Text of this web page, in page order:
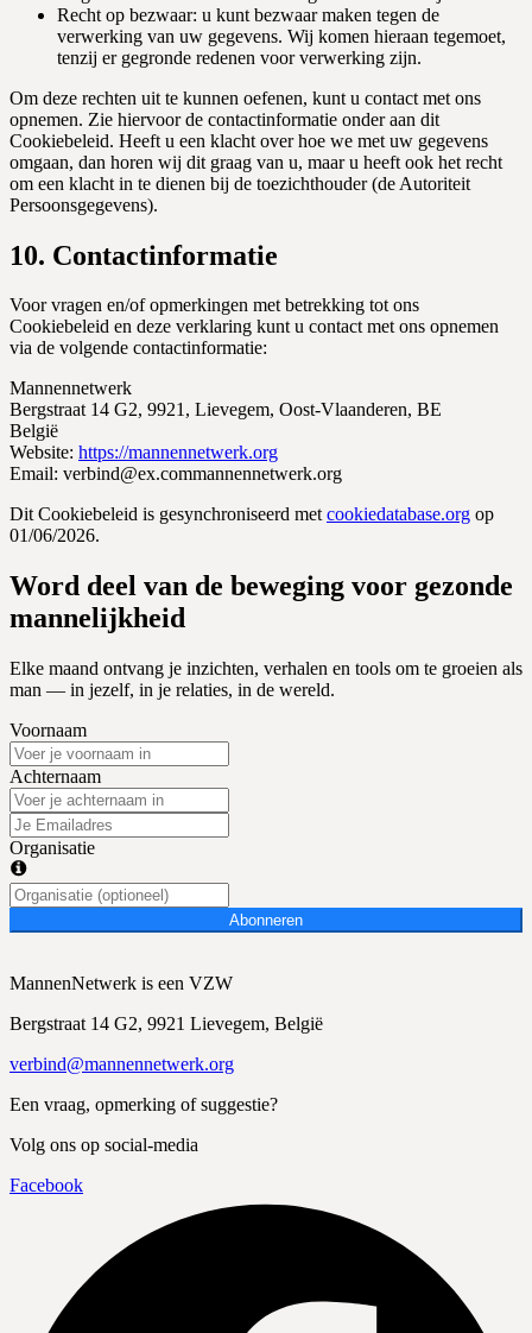
Recht op bezwaar: u kunt bezwaar maken tegen de
verwerking van uw gegevens. Wij komen hieraan tegemoet,
tenzij er gegronde redenen voor verwerking zijn.
Om deze rechten uit te kunnen oefenen, kunt u contact met ons
opnemen. Zie hiervoor de contactinformatie onder aan dit
Cookiebeleid. Heeft u een klacht over hoe we met uw gegevens
omgaan, dan horen wij dit graag van u, maar u heeft ook het recht
om een klacht in te dienen bij de toezichthouder (de Autoriteit
Persoonsgegevens).
10. Contactinformatie
Voor vragen en/of opmerkingen met betrekking tot ons
Cookiebeleid en deze verklaring kunt u contact met ons opnemen
via de volgende contactinformatie:
Mannennetwerk
Bergstraat 14 G2, 9921, Lievegem, Oost-Vlaanderen, BE
België
Website: https://mannennetwerk.org
Email: verbind@ex.commannennetwerk.org
Dit Cookiebeleid is gesynchroniseerd metcookiedatabase.org op
01/06/2026.
Word deel van de beweging voor gezonde
mannelijkheid
Elke maand ontvang je inzichten, verhalen en tools om te groeien als
man — in jezelf, in je relaties, in de wereld.
Voornaam
Achternaam
Organisatie
Abonneren
MannenNetwerk is een VZW
Bergstraat 14 G2, 9921 Lievegem, België
verbind@mannennetwerk.org
Een vraag, opmerking of suggestie?
Volg ons op social-media
Facebook